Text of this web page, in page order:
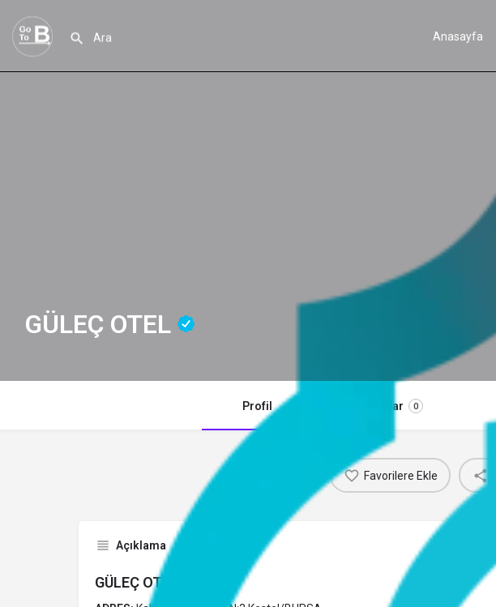
Anasayfa
GÜLEÇ OTEL
Profil Yorumlar 0
Favorilere Ekle
Açıklama
GÜLEÇ OTEL